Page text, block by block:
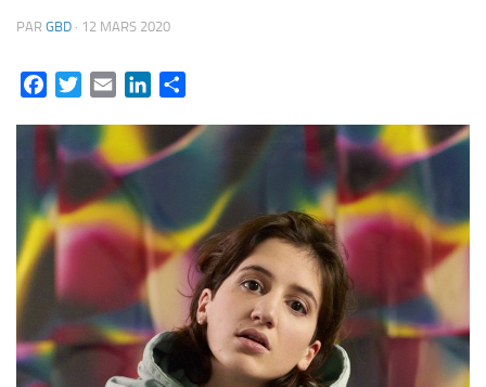
PAR GBD · 12 MARS 2020
FacebookTwitterEmail LinkedIn